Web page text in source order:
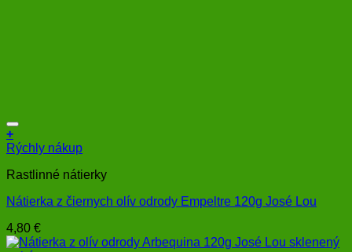
+
Rýchly nákup
Rastlinné nátierky
Nátierka z čiernych olív odrody Empeltre 120g José Lou
4,80 €